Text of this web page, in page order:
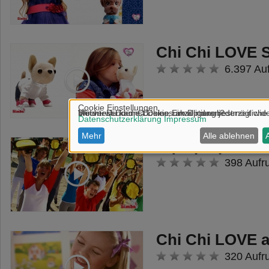
Chi Chi LOVE
6.397
Squap Speed
398
Chi Chi LOVE
320